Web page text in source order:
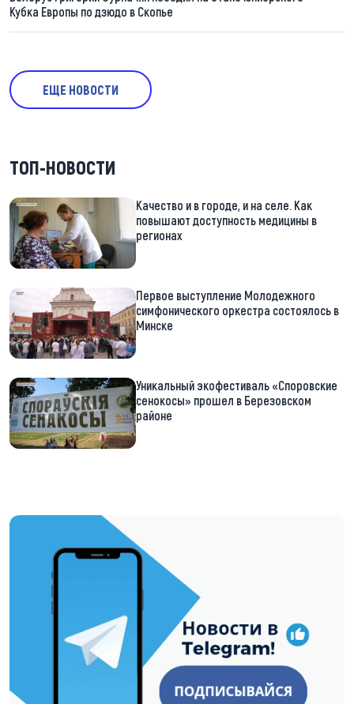
Кубка Европы по дзюдо в Скопье
ЕЩЕ НОВОСТИ
ТОП-НОВОСТИ
Качество и в городе, и на селе. Как
повышают доступность медицины в
регионах
Первое выступление Молодежного
симфонического оркестра состоялось в
Минске
Уникальный экофестиваль «Споровские
сенокосы» прошел в Березовском
районе
https://t.me/minskctvby